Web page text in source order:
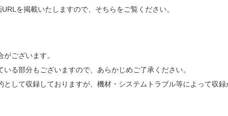
を掲載いたしますので、そちらをご覧ください。
ございます。
る部分もございますので、あらかじめご了承ください。
して収録しておりますが、機材・システムトラブル等によって収